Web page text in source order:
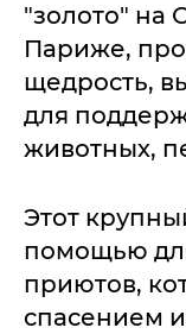
"золото" на
Париже,
щедрость,
для
животных,
Этот
помощью
приютов,
спасением